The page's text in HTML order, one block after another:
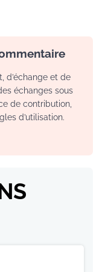
d’échange et de
échanges sous
de contribution,
d’utilisation.